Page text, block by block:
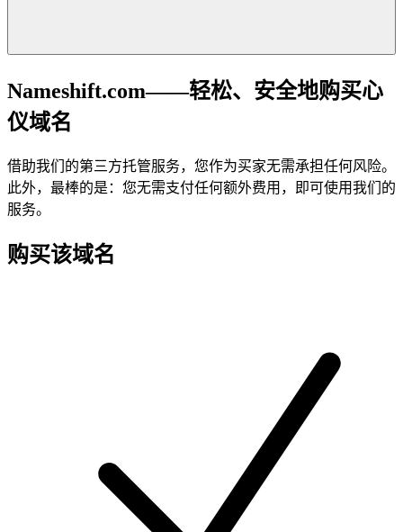
Nameshift.com——轻松、安全地购买心
仪域名
借助我们的第三方托管服务，您作为买家无需承担任何风险。
此外，最棒的是：您无需支付任何额外费用，即可使用我们的
服务。
购买该域名